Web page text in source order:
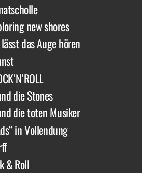
new shores
das Auge hören
die Stones
die toten Musiker
in Vollendung
& Roll